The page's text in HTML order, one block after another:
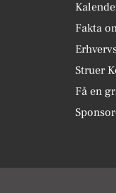
Fakta
Struer
Få en